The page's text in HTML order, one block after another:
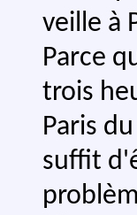
veille à
Parce
trois
Paris
suffit